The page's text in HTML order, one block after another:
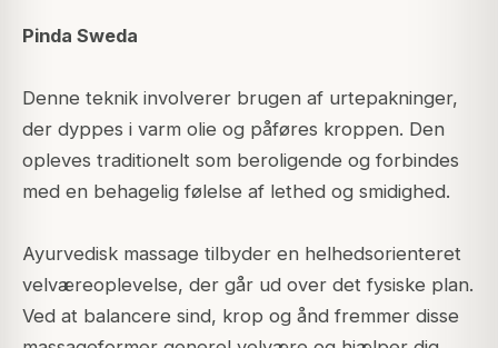
Pinda Sweda
Denne teknik involverer brugen af urtepakninger,
der dyppes i varm olie og påføres kroppen. Den
opleves traditionelt som beroligende og forbindes
med en behagelig følelse af lethed og smidighed.
Ayurvedisk massage tilbyder en helhedsorienteret
velværeoplevelse, der går ud over det fysiske plan.
Ved at balancere sind, krop og ånd fremmer disse